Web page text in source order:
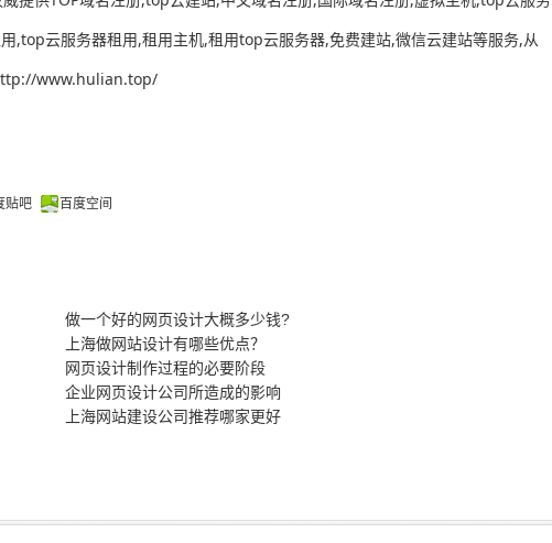
,top云服务器租用,租用主机,租用top云服务器,免费建站,微信云建站等服务,从
www.hulian.top/
贴吧 百度空间
做一个好的网页设计大概多少钱?
上海做网站设计有哪些优点？
网页设计制作过程的必要阶段
企业网页设计公司所造成的影响
上海网站建设公司推荐哪家更好